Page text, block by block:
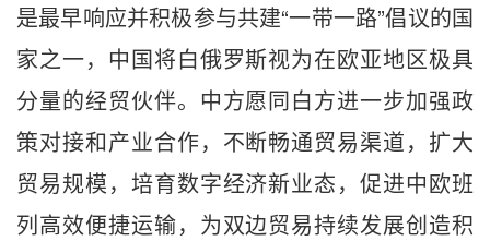
是最早响应并积极参与共建“一带一路”倡议的国
家之一，中国将白俄罗斯视为在欧亚地区极具
分量的经贸伙伴。中方愿同白方进一步加强政
策对接和产业合作，不断畅通贸易渠道，扩大
贸易规模，培育数字经济新业态，促进中欧班
列高效便捷运输，为双边贸易持续发展创造积